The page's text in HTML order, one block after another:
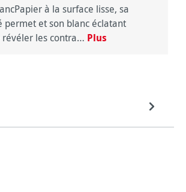
à la surface lisse, sa
permet et son blanc éclatant
les contra… Plus